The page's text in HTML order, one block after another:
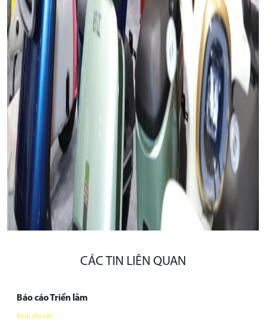
CÁC TIN LIÊN QUAN
Báo cáo Triển lãm
Xem chi tiết